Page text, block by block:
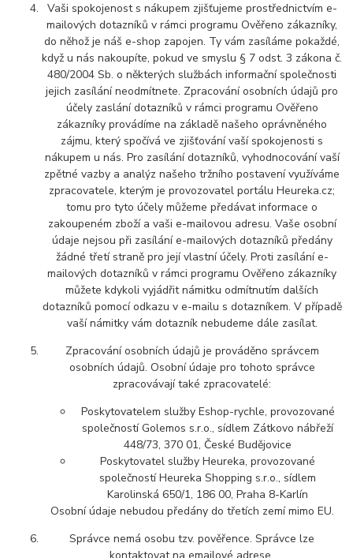
Vaši spokojenost s nákupem zjišťujeme prostřednictvím e-
mailových dotazníků v rámci programu Ověřeno zákazníky,
do něhož je náš e-shop zapojen. Ty vám zasíláme pokaždé,
když u nás nakoupíte, pokud ve smyslu § 7 odst. 3 zákona č.
480/2004 Sb. o některých službách informační společnosti
jejich zasílání neodmítnete. Zpracování osobních údajů pro
účely zaslání dotazníků v rámci programu Ověřeno
zákazníky provádíme na základě našeho oprávněného
zájmu, který spočívá ve zjišťování vaší spokojenosti s
nákupem u nás. Pro zasílání dotazníků, vyhodnocování vaší
zpětné vazby a analýz našeho tržního postavení využíváme
zpracovatele, kterým je provozovatel portálu Heureka.cz;
tomu pro tyto účely můžeme předávat informace o
zakoupeném zboží a vaši e-mailovou adresu. Vaše osobní
údaje nejsou při zasílání e-mailových dotazníků předány
žádné třetí straně pro její vlastní účely. Proti zasílání e-
mailových dotazníků v rámci programu Ověřeno zákazníky
můžete kdykoli vyjádřit námitku odmítnutím dalších
dotazníků pomocí odkazu v e-mailu s dotazníkem. V případě
vaší námitky vám dotazník nebudeme dále zasílat.
Zpracování osobních údajů je prováděno správcem
osobních údajů. Osobní údaje pro tohoto správce
zpracovávají také zpracovatelé:
Poskytovatelem služby Eshop-rychle, provozované
společností Golemos s.r.o., sídlem Zátkovo nábřeží
448/73, 370 01, České Budějovice
Poskytovatel služby Heureka, provozované
společností Heureka Shopping s.r.o., sídlem
Karolinská 650/1, 186 00, Praha 8-Karlín
Osobní údaje nebudou předány do třetích zemí mimo EU.
Správce nemá osobu tzv. pověřence. Správce lze